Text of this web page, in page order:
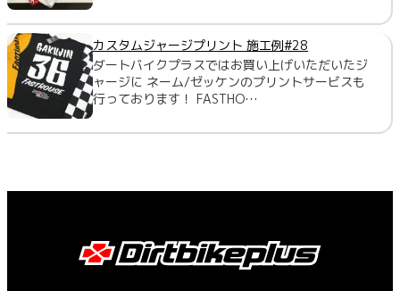
カスタムジャージプリント 施工例#28
ダートバイクプラスではお買い上げいただいたジ
ャージに ネーム/ゼッケンのプリントサービスも
行っております！ FASTHO…